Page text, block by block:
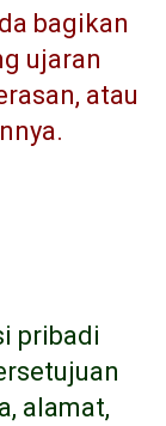
bagikan
ujaran
atau
pribadi
alamat,